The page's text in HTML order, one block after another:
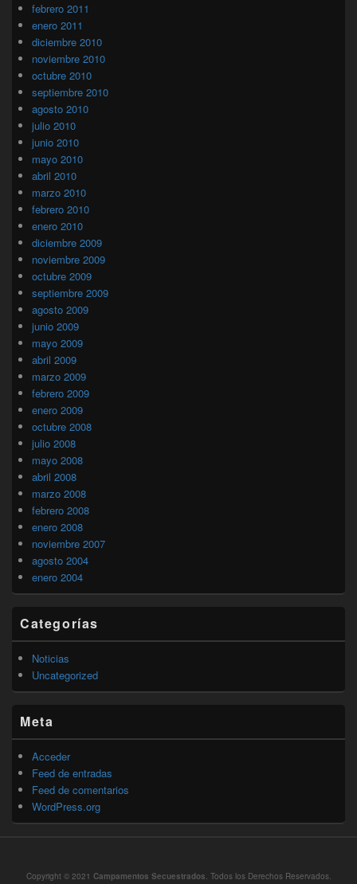
febrero 2011
enero 2011
diciembre 2010
noviembre 2010
octubre 2010
septiembre 2010
agosto 2010
julio 2010
junio 2010
mayo 2010
abril 2010
marzo 2010
febrero 2010
enero 2010
diciembre 2009
noviembre 2009
octubre 2009
septiembre 2009
agosto 2009
junio 2009
mayo 2009
abril 2009
marzo 2009
febrero 2009
enero 2009
octubre 2008
julio 2008
mayo 2008
abril 2008
marzo 2008
febrero 2008
enero 2008
noviembre 2007
agosto 2004
enero 2004
Categorías
Noticias
Uncategorized
Meta
Acceder
Feed de entradas
Feed de comentarios
WordPress.org
Copyright © 2021 Campamentos Secuestrados. Todos los Derechos Reservados.